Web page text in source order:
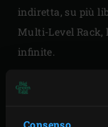
indiretta, su più
Multi-Level Rack,
infinite.
Cottura su